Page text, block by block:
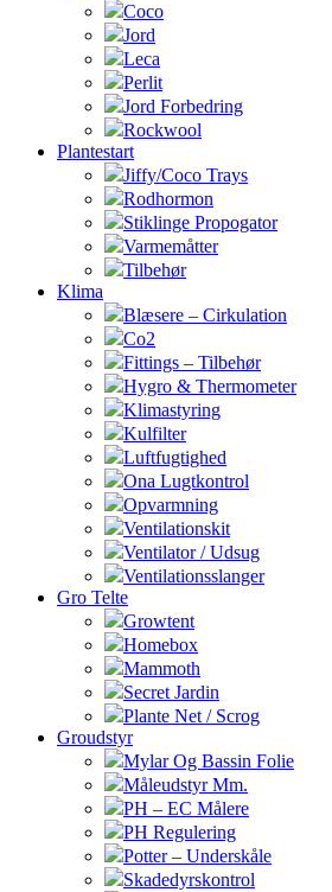
Coco
Jord
Leca
Perlit
Jord Forbedring
Rockwool
Plantestart
Jiffy/Coco Trays
Rodhormon
Stiklinge Propogator
Varmemåtter
Tilbehør
Klima
Blæsere – Cirkulation
Co2
Fittings – Tilbehør
Hygro & Thermometer
Klimastyring
Kulfilter
Luftfugtighed
Ona Lugtkontrol
Opvarmning
Ventilationskit
Ventilator / Udsug
Ventilationsslanger
Gro Telte
Growtent
Homebox
Mammoth
Secret Jardin
Plante Net / Scrog
Groudstyr
Mylar Og Bassin Folie
Måleudstyr Mm.
PH – EC Målere
PH Regulering
Potter – Underskåle
Skadedyrskontrol